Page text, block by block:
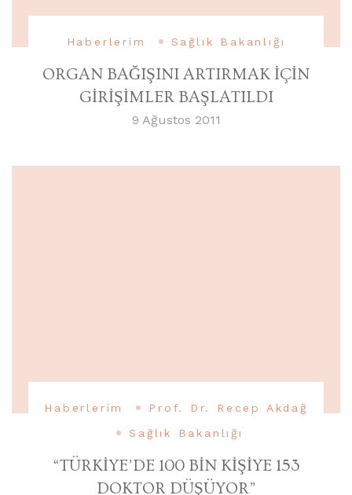
Haberlerim Sağlık Bakanlığı
ORGAN BAĞIŞINI ARTIRMAK İÇİN
GİRİŞİMLER BAŞLATILDI
9 Ağustos 2011
Haberlerim
Prof. Dr. Recep Akdağ
Sağlık Bakanlığı
“TÜRKİYE’DE 100 BİN KİŞİYE 153
DOKTOR DÜŞÜYOR”